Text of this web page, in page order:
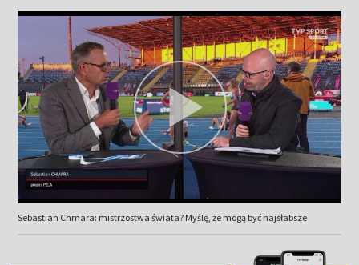
Sebastian Chmara: mistrzostwa świata? Myślę, że mogą być najsłabsze